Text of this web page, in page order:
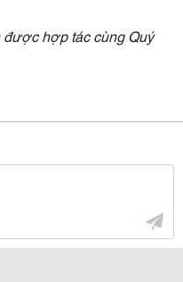
được hợp tác cùng Quý